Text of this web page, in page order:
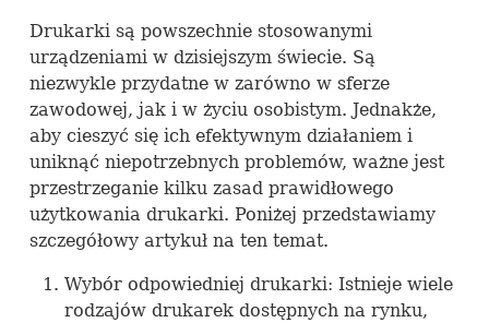
Drukarki są powszechnie stosowanymi
urządzeniami w dzisiejszym świecie. Są
niezwykle przydatne w zarówno w sferze
zawodowej, jak i w życiu osobistym. Jednakże,
aby cieszyć się ich efektywnym działaniem i
uniknąć niepotrzebnych problemów, ważne jest
przestrzeganie kilku zasad prawidłowego
użytkowania drukarki. Poniżej przedstawiamy
szczegółowy artykuł na ten temat.
Wybór odpowiedniej drukarki: Istnieje wiele
rodzajów drukarek dostępnych na rynku,